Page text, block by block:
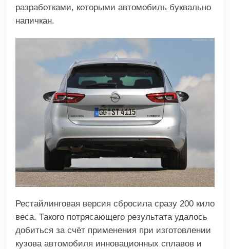
разработками, которыми автомобиль буквально
напичкан.
Рестайлинговая версия сбросила сразу 200 кило
веса. Такого потрясающего результата удалось
добиться за счёт применения при изготовлении
кузова автомобиля инновационных сплавов и